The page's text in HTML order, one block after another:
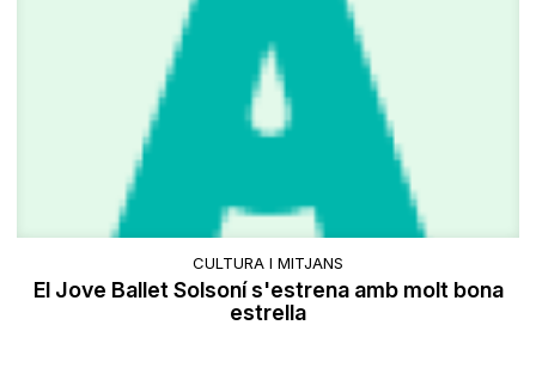
CULTURA I MITJANS
El Jove Ballet Solsoní s'estrena amb molt bona
estrella